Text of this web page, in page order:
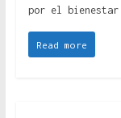
por el bienestar
Read more